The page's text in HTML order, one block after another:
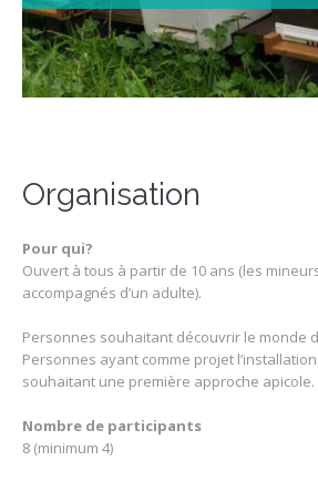
Organisation
Pour qui?
Ouvert à tous à partir de 10 ans (les
accompagnés d’un adulte).
Personnes souhaitant découvrir le monde
Personnes ayant comme projet
souhaitant une première approche apicole.
Nombre de participants
8 (minimum 4)